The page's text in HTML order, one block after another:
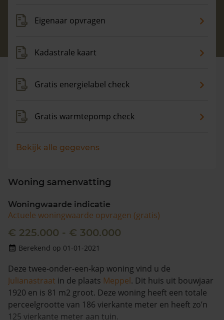
Eigenaar opvragen
Kadastrale kaart
Gratis energielabel check
Gratis warmtepomp check
Bekijk alle gegevens
Woning samenvatting
Woningwaarde indicatie
Actuele woningwaarde opvragen (gratis)
€ 225.000 - € 300.000
Berekend op 01-01-2021
Deze twee-onder-een-kap woning vind u de
Julianastraat in de plaats Meppel. Dit huis uit bouwjaar
1920 en is 81 m2 groot. Deze woning heeft een totale
perceelgrootte van 186 vierkante meter en heeft zo’n
125 vierkante meter aan tuin.